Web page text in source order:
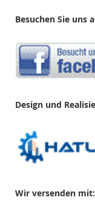
Besuchen Sie uns
Design und
Wir versenden mit: